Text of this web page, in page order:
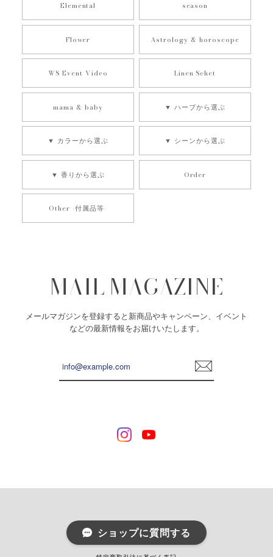
2025/08/27
友人の誕生日プレゼントに購入しました。良い香りで今から
応頂きありがとうございました！
2024/12/13
いつも素敵なキャンドルをありがとうございます。 店主さん
大変に素晴らしいもはや芸術すぎる最高なお品を、とっても
見ては毎回涙が何粒もこぼれ、キャンドルを見てはうっっと
り。 ずーっと見ていたい程で、それはこちらの商品が私との
グ力が物凄すぎる... 何よりすごいのは、キャンドルを灯した
時に内側に感じるなんともいえない安心感。キャンドルにサ
ポートしてもらう心強さを感じながら自身の道を進んでいき
とても可愛くて癒されました❤️ありがとうございます(^^)
2024/04/15
Elemental season
Flower Astrology & horoscope
WS Event Video Linen Schet
mama & baby ▼ ハーブから選ぶ
▼ カラーから選ぶ ▼ シーンから選ぶ
▼ 香りから選ぶ Order
Other -付属品等-
MAIL MAGAZINE
メールマガジンを登録すると新商品やキャンペーン、イベント
などの最新情報をお届けいたします。
登
録
プライバシーポリシー
ショップに質問する